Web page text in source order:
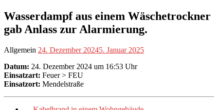
Wasserdampf aus einem Wäschetrockner
gab Anlass zur Alarmierung.
Allgemein 24. Dezember 20245. Januar 2025
Datum: 24. Dezember 2024 um 16:53 Uhr
Einsatzart: Feuer > FEU
Einsatzort: Mendelstraße